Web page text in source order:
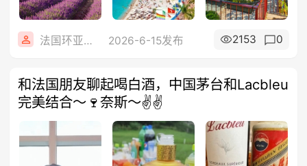
法国环亚旅游 2026-6-15发布 2153 0
和法国朋友聊起喝白酒，中国茅台和Lacbleu
完美结合～🍷奈斯～✌️✌️